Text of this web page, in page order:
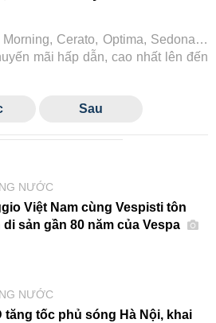
Cerato, Optima, Sedona…
mãi hấp dẫn, cao nhất lên đến
Sau
NƯỚC
Việt Nam cùng Vespisti tôn
di sản gần 80 năm của Vespa
NƯỚC
tăng tốc phủ sóng Hà Nội, khai